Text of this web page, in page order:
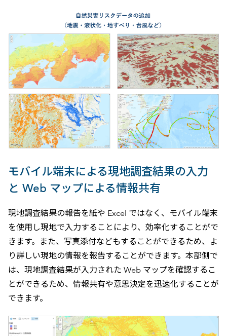
モバイル端末による現地調査結果の入力
と Web マップによる情報共有
現地調査結果の報告を紙や Excel ではなく、モバイル端末
を使用し現地で入力することにより、効率化することがで
きます。また、写真添付などもすることができるため、よ
り詳しい現地の情報を報告することができます。本部側で
は、現地調査結果が入力された Web マップを確認するこ
とができるため、情報共有や意思決定を迅速化することが
できます。